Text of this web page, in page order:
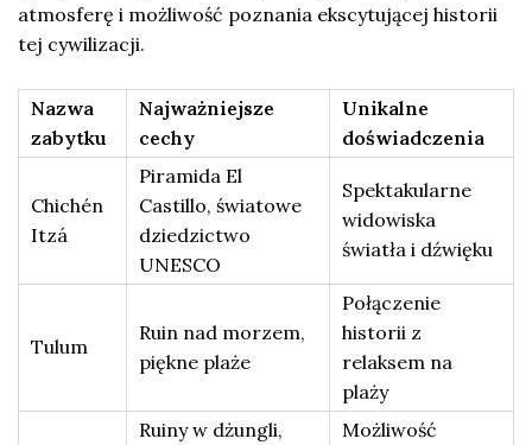
atmosferę i możliwość poznania ekscytującej historii
tej cywilizacji.
Nazwa
zabytku
Najważniejsze
cechy
Unikalne
doświadczenia
Chichén
Itzá
Piramida El
Castillo, światowe
dziedzictwo
UNESCO
Spektakularne
widowiska
światła i dźwięku
Tulum
Ruin nad morzem,
piękne plaże
Połączenie
historii z
relaksem na
plaży
Ruiny w dżungli,
Możliwość